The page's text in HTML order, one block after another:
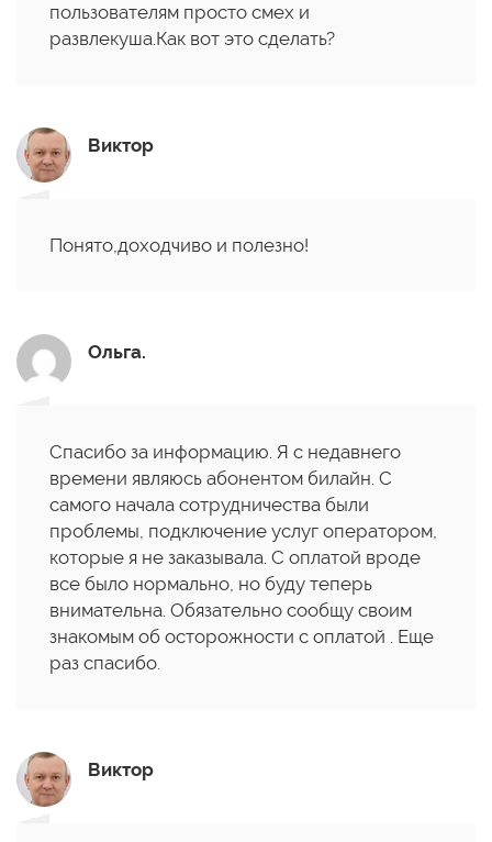
пользователям просто смех и
развлекуша.Как вот это сделать?
Виктор
Понято,доходчиво и полезно!
Ольга.
Спасибо за информацию. Я с недавнего
времени являюсь абонентом билайн. С
самого начала сотрудничества были
проблемы, подключение услуг оператором,
которые я не заказывала. С оплатой вроде
все было нормально, но буду теперь
внимательна. Обязательно сообщу своим
знакомым об осторожности с оплатой . Еще
раз спасибо.
Виктор